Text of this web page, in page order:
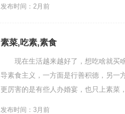
发布时间：2月前
素菜,吃素,素食
现在生活越来越好了，想吃啥就买啥
导素食主义，一方面是行善积德，另一
更厉害的是有些人办婚宴，也只上素菜
发布时间：3月前